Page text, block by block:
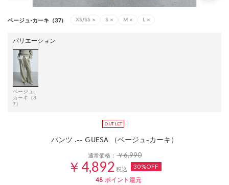
ベージュ-カーキ（37） XS/SS × S × M × L ×
バリエーション
ベージュ-
カーキ（3
7）
パンツ .-- GUESA （ベージュ-カーキ）
通常価格：￥6,990
￥4,892 税込 30%OFF
48ポイント還元